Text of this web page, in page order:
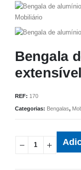
Bengala
extensível
REF: 170
Categorias: Bengalas,